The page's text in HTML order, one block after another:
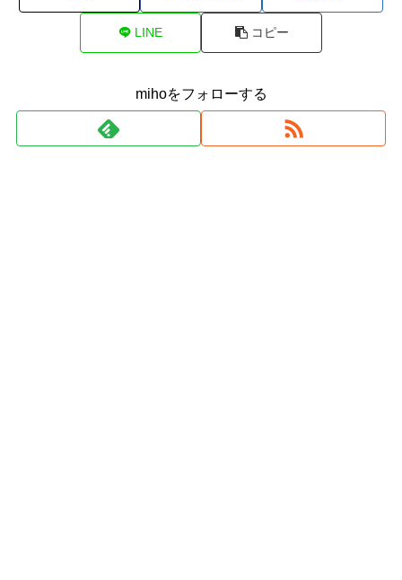
LINE コピー
mihoをフォローする